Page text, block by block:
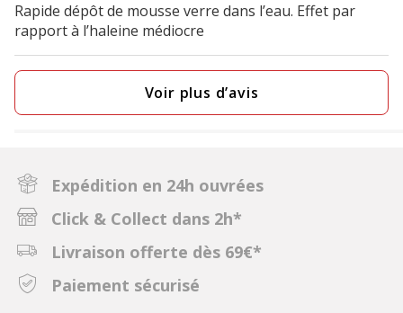
Rapide dépôt de mousse verre dans l’eau. Effet par
rapport à l’haleine médiocre
Voir plus d’avis
Expédition en 24h ouvrées
Click & Collect dans 2h*
Livraison offerte dès 69€*
Paiement sécurisé